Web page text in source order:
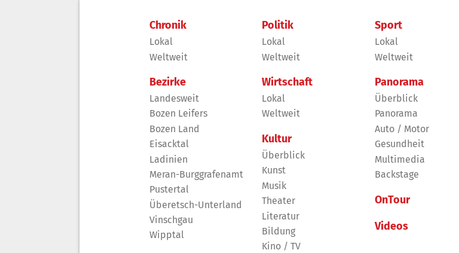
Chronik
Lokal
Weltweit
Bezirke
Landesweit
Bozen Leifers
Bozen Land
Eisacktal
Ladinien
Meran-Burggrafenamt
Pustertal
Überetsch-Unterland
Vinschgau
Wipptal
Politik
Lokal
Weltweit
Wirtschaft
Lokal
Weltweit
Kultur
Überblick
Kunst
Musik
Theater
Literatur
Bildung
Kino / TV
Sport
Lokal
Weltweit
Panorama
Überblick
Panorama
Auto / Motor
Gesundheit
Multimedia
Backstage
OnTour
Videos